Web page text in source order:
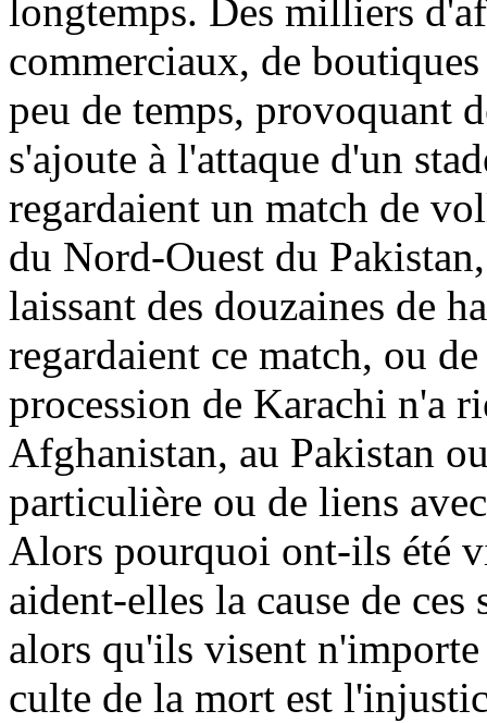
longtemps. Des milliers
commerciaux, de
peu de temps, provoquant
s'ajoute à l'attaque d'un
regardaient un match de
du Nord-Ouest du
laissant des douzaines de
regardaient ce match, ou
procession de Karachi n'a
Afghanistan, au Pakistan
particulière ou de liens
Alors pourquoi ont-ils été
aident-elles la cause de
alors qu'ils visent
culte de la mort est